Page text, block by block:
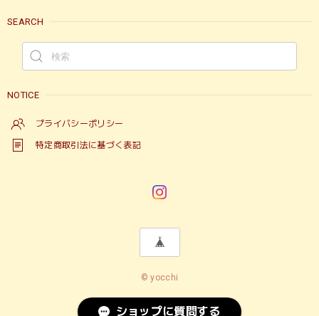
SEARCH
NOTICE
プライバシーポリシー
特定商取引法に基づく表記
© yocchi
ショップに質問する